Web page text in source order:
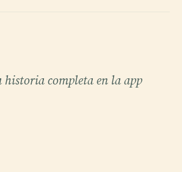
historia completa en la app